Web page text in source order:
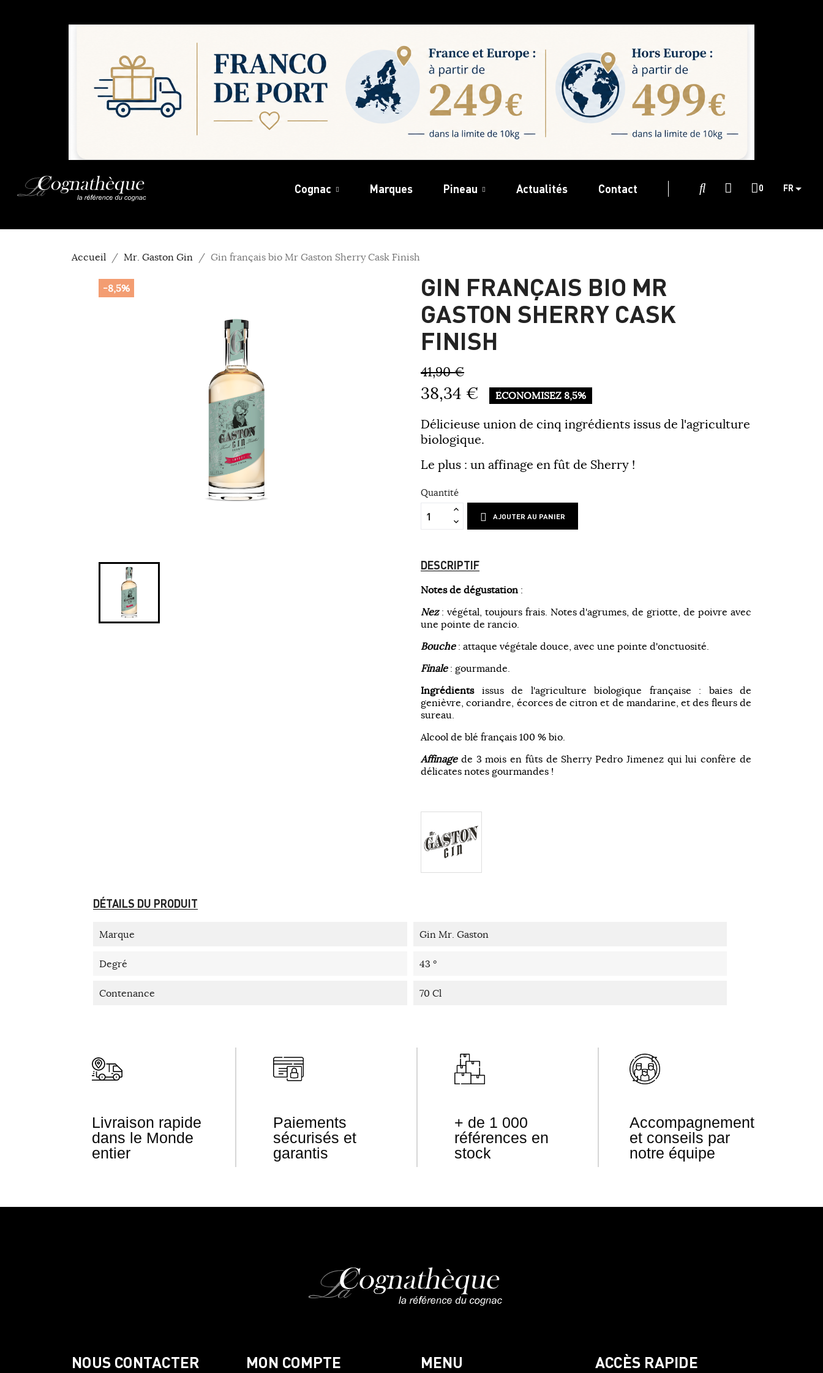
Cognac Marques Pineau Actualités Contact 0 FR
Accueil Mr. Gaston Gin Gin français bio Mr Gaston Sherry Cask Finish
-8,5%
GIN FRANÇAIS BIO MR
GASTON SHERRY CASK
FINISH
41,90 €
38,34 € ÉCONOMISEZ 8,5%
Délicieuse union de cinq ingrédients issus de l'agriculture
biologique.
Le plus : un affinage en fût de Sherry !
Quantité
AJOUTER AU PANIER
DESCRIPTIF
Notes de dégustation :
Nez: végétal, toujours frais. Notes d'agrumes, de griotte, de poivre avec
une pointe de rancio.
Bouche: attaque végétale douce, avec une pointe d'onctuosité.
Finale: gourmande.
Ingrédientsissus de l'agriculture biologique française : baies de
genièvre, coriandre, écorces de citron et de mandarine, et des fleurs de
sureau.
Alcool de blé français 100 % bio.
Affinagede 3 mois en fûts de Sherry Pedro Jimenez qui lui confère de
délicates notes gourmandes !
DÉTAILS DU PRODUIT
Marque Gin Mr. Gaston
Degré 43 °
Contenance 70 Cl
Livraison rapide
dans le Monde
entier
Paiements
sécurisés et
garantis
+ de 1 000
références en
stock
Accompagnement
et conseils par
notre équipe
NOUS CONTACTER MON COMPTE MENU ACCÈS RAPIDE